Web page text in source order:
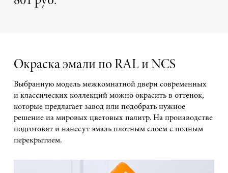
Окраска эмали по RAL и NCS
Выбранную модель межкомнатной двери современных
и классических коллекций можно окрасить в оттенок,
которые предлагает завод или подобрать нужное
решение из мировых цветовых палитр. На производстве
подготовят и нанесут эмаль плотным слоем с полным
перекрытием.